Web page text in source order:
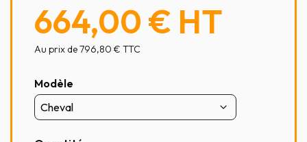
664,00 € HT
Au prix de 796,80 € TTC
Modèle